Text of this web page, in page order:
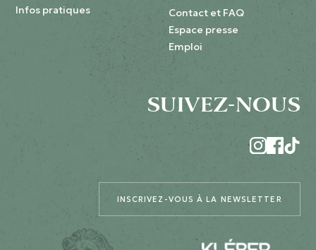
Infos pratiques
Contact et FAQ
Espace presse
Emploi
SUIVEZ-NOUS
INSCRIVEZ-VOUS À LA NEWSLETTER